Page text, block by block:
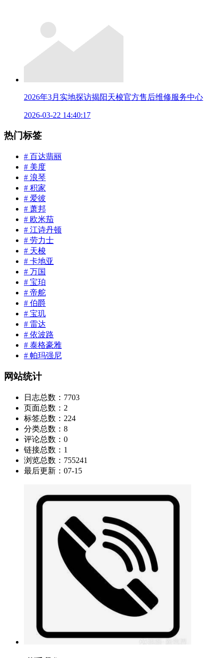
2026年3月实地探访揭阳天梭官方售后维修服务中心
2026-03-22 14:40:17
热门标签
# 百达翡丽
# 美度
# 浪琴
# 积家
# 爱彼
# 萧邦
# 欧米茄
# 江诗丹顿
# 劳力士
# 天梭
# 卡地亚
# 万国
# 宝珀
# 帝舵
# 伯爵
# 宝玑
# 雷达
# 依波路
# 泰格豪雅
# 帕玛强尼
网站统计
日志总数： 7703
页面总数： 2
标签总数： 224
分类总数： 8
评论总数： 0
链接总数： 1
浏览总数： 755241
最后更新： 07-15